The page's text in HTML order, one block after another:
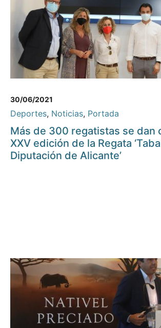
30/06/2021
Deportes, Noticias, Portada
Más de 300 regatistas se dan
XXV edición de la Regata
Diputación de Alicante’